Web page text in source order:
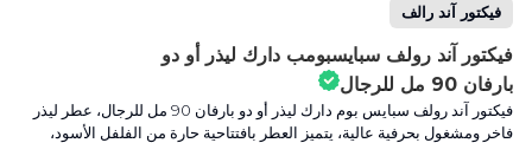
فيكتور آند رالف
فيكتور آند رولف سبايسبومب دارك ليذر أو دو
بارفان 90 مل للرجال
فيكتور آند رولف سبايس بوم دارك ليذر أو دو بارفان 90 مل للرجال، عطر ليذر
فاخر ومشغول بحرفية عالية، يتميز العطر بافتتاحية حارة من الفلفل الأسود،